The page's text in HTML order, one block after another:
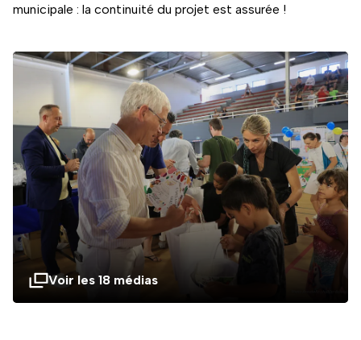
municipale : la continuité du projet est assurée !
Voir les 18 médias